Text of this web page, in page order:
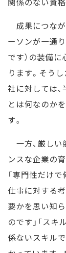
成果につな
ーソンが一通
です）の装備
ります。そう
社に対しては、
とは何なのか
す。
一方、厳し
ンスな企業の
「専門性だけ
仕事に対する
要かを思い知
のです」「ス
係ないスキル